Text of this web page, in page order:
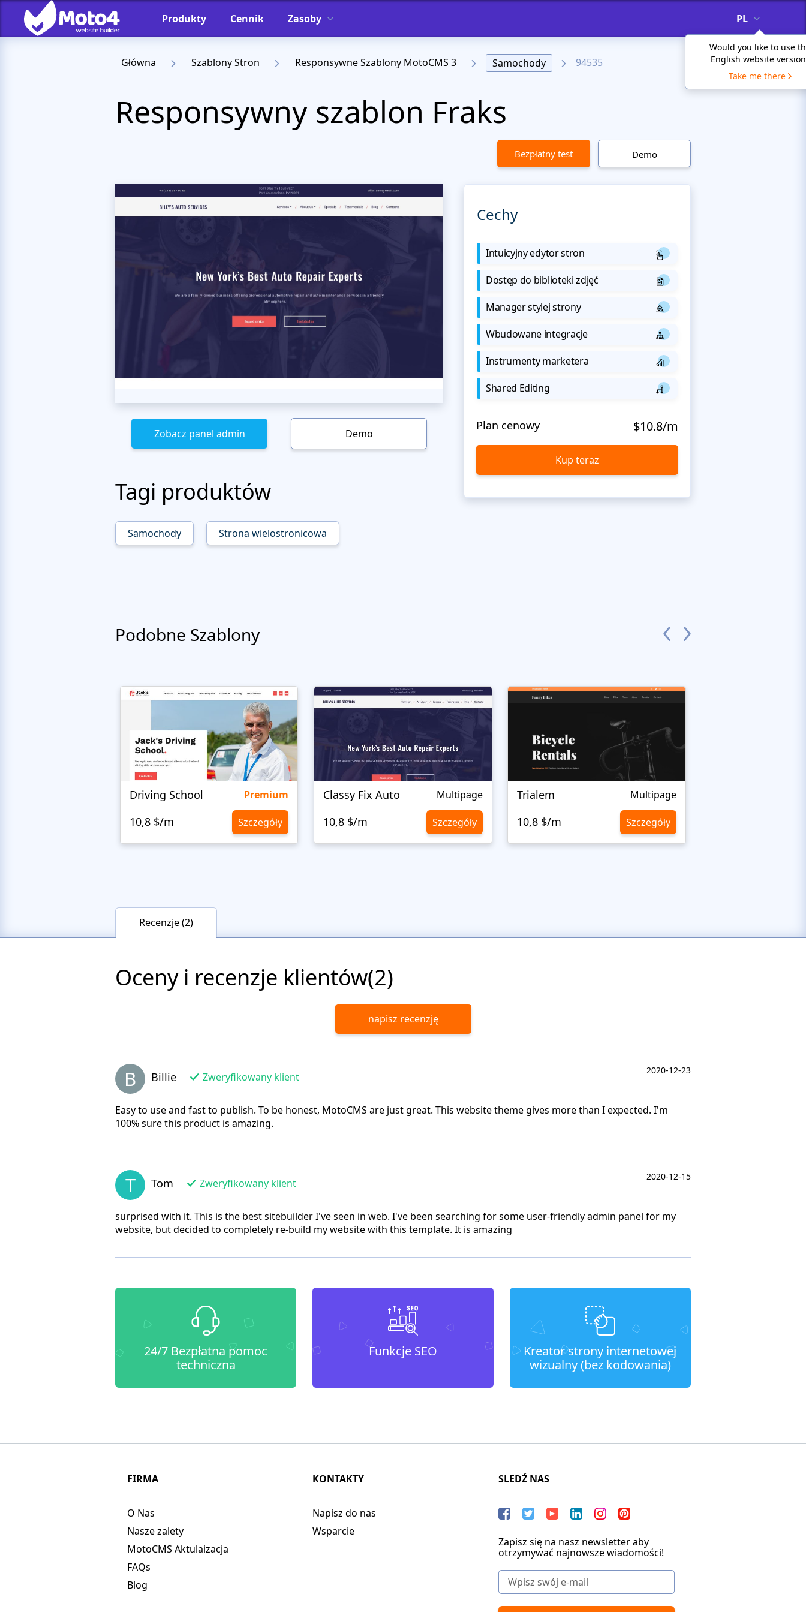
Produkty Cennik Zasoby PL
Would you like to use
English website
Take me there
Główna Szablony Stron Responsywne Szablony MotoCMS 3 Samochody 94535
Responsywny szablon Fraks
Bezpłatny test Demo
Zobacz panel admin Demo
Tagi produktów
Samochody Strona wielostronicowa
Cechy
Intuicyjny edytor stron
Dostęp do biblioteki zdjęć
Manager stylej strony
Wbudowane integracje
Instrumenty marketera
Shared Editing
Plan cenowy $10.8/m
Kup teraz
Podobne Szablony
Driving School Premium
10,8 $/m Szczegóły
Classy Fix Auto Multipage
10,8 $/m Szczegóły
Trialem Multipage
10,8 $/m Szczegóły
Recenzje (2)
Oceny i recenzje klientów(2)
napisz recenzję
B Billie Zweryfikowany klient
2020-12-23
Easy to use and fast to publish. To be honest, MotoCMS are just great. This website theme gives more than I expected. I'm
100% sure this product is amazing.
T Tom Zweryfikowany klient
2020-12-15
surprised with it. This is the best sitebuilder I've seen in web. I've been searching for some user-friendly admin panel for my
website, but decided to completely re-build my website with this template. It is amazing
24/7 Bezpłatna pomoc
techniczna
Funkcje SEO
Kreator strony internetowej
wizualny (bez kodowania)
FIRMA
O Nas
Nasze zalety
MotoCMS Aktulaizacja
FAQs
Blog
KONTAKTY
Napisz do nas
Wsparcie
SLEDŹ NAS
Zapisz się na nasz newsletter aby
otrzymywać najnowsze wiadomości!